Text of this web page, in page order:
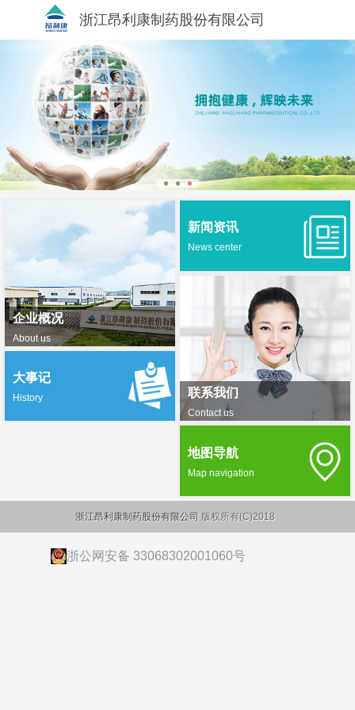
浙江昂利康制药股份有限公司
企业概况
About us
新闻资讯
News center
联系我们
Contact us
大事记
History
地图导航
Map navigation
浙江昂利康制药股份有限公司 版权所有(C)2018
浙公网安备 33068302001060号